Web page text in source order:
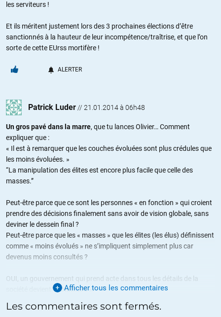
les serviteurs !
Et ils méritent justement lors des 3 prochaines élections d’être
sanctionnés à la hauteur de leur incompétence/traîtrise, et que l’on
sorte de cette EUrss mortifère !
ALERTER
Patrick Luder // 21.01.2014 à 06h48
Un gros pavé dans la marre, que tu lances Olivier… Comment
expliquer que :
« Il est à remarquer que les couches évoluées sont plus crédules que
les moins évoluées. »
“La manipulation des élites est encore plus facile que celle des
masses.”
Peut-être parce que ce sont les personnes « en fonction » qui croient
prendre des décisions finalement sans avoir de vision globale, sans
deviner le dessein final ?
Peut-être parce que les « masses » que les élites (les élus) définissent
comme « moins évolués » ne s’impliquent simplement plus car
devenus moins consultés ?
OUI, un gouvernement qui prend acte dans tous les détails de la
société devient « totalitaire ».
croyance que « a croyance que les gouvernants sont plus sages et
Afficher tous les commentaires
Les commentaires sont fermés.